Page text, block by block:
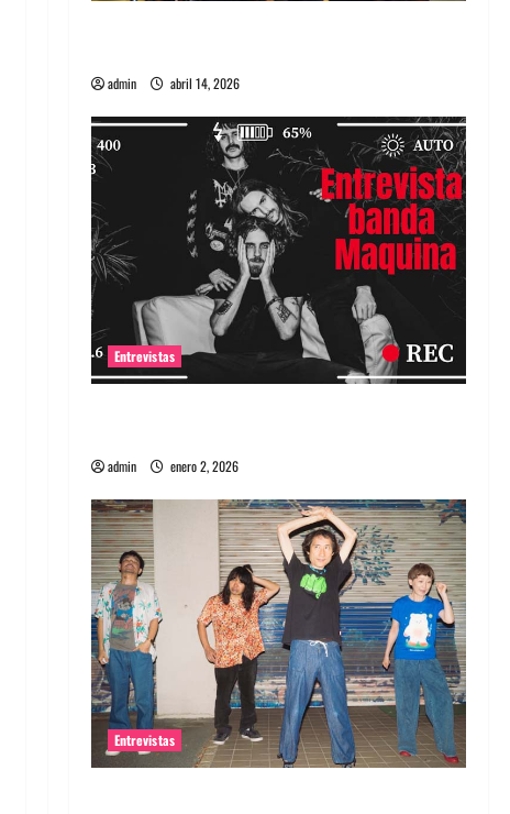
admin abril 14, 2026
Entrevistas
admin enero 2, 2026
Entrevistas